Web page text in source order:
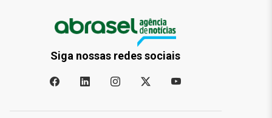
Siga nossas redes sociais